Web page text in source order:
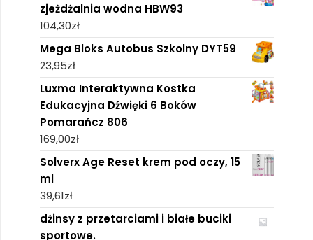
zjeżdżalnia wodna HBW93
104,30zł
Mega Bloks Autobus Szkolny DYT59
23,95zł
Luxma Interaktywna Kostka
Edukacyjna Dźwięki 6 Boków
Pomarańcz 806
169,00zł
Solverx Age Reset krem pod oczy, 15
ml
39,61zł
dżinsy z przetarciami i białe buciki
sportowe.